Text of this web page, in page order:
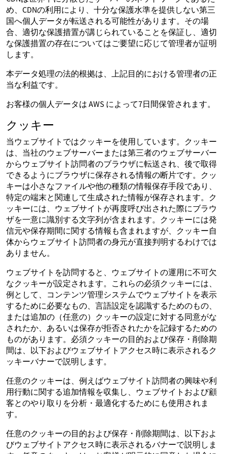
め、CDNの利用により、十分な保護水準を提供しない第三
国へ個人データが転送される可能性があります。その場
合、適切な保護措置が講じられていることを保証し、適切
な保護措置の存在についてはご要望に応じて管理者が証明
します。
本データ処理の法的根拠は、上記目的における管理者の正
当な利益です。
お客様の個人データは AWS によって7日間保管されます。
クッキー
当ウェブサイトではクッキーを使用しています。クッキー
は、当社のウェブサーバーまたは第三者のウェブサーバー
からウェブサイト訪問者のブラウザに転送され、後で取得
できるようにブラウザに保存される情報の断片です。クッ
キーは小さなファイルや他の種類の情報保存手段であり、
特定の端末と関連して生成された情報が保存されます。ク
ッキーには、ウェブサイトが再度呼び出された際にブラウ
ザを一意に識別する文字列が含まれます。クッキーには発
信元や保存期間に関する情報も含まれますが、クッキー自
体からウェブサイト訪問者の身元が直接判明するわけでは
ありません。
ウェブサイトを訪問すると、ウェブサイトの運用に不可欠
なクッキーが設定されます。これらの必須クッキーには、
例として、コンテンツ管理システムでウェブサイトを表示
するために必要なもの、言語設定を認識するためのもの、
または追加の（任意の）クッキーの設定に対する同意がな
されたか、あるいは保存が拒否されたかを記録するための
ものがあります。必須クッキーの目的および保存・削除期
間は、以下およびウェブサイトアクセス時に表示されるク
ッキーバナーで説明します。
任意のクッキーは、例えばウェブサイト訪問者の興味や利
用行動に関する追加情報を収集し、ウェブサイトおよび顧
客とのやり取りを分析・最適化するためにも使用されま
す。
任意のクッキーの目的および保存・削除期間は、以下およ
びウェブサイトアクセス時に表示されるバナーで説明しま